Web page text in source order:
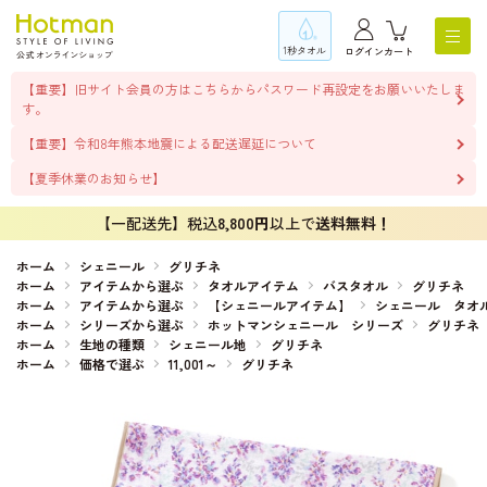
1秒タオル ログインカート
【重要】旧サイト会員の方はこちらからパスワード再設定をお願いいたしま
す。
【重要】令和8年熊本地震による配送遅延について
【夏季休業のお知らせ】
【一配送先】税込8,800円以上で送料無料！
ホーム シェニール
グリチネ
ホーム
アイテムから選ぶ タオルアイテム バスタオル
グリチネ
ホーム
アイテムから選ぶ 【シェニールアイテム】
シェニール タオ
ホーム
シリーズから選ぶ ホットマンシェニール シリーズ
グリチネ
ホーム
生地の種類 シェニール地
グリチネ
ホーム
価格で選ぶ 11,001～ グリチネ